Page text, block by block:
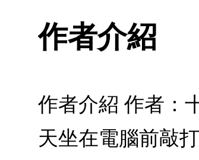
作者介紹
作者介紹 作者：
天坐在電腦前敲